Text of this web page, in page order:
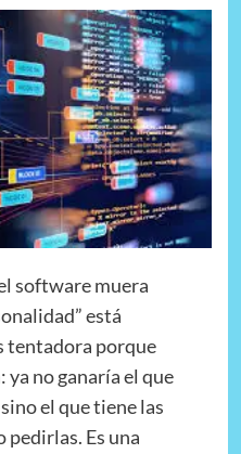
software muera
está
tentadora porque
no ganaría el que
el que tiene las
pedirlas. Es una